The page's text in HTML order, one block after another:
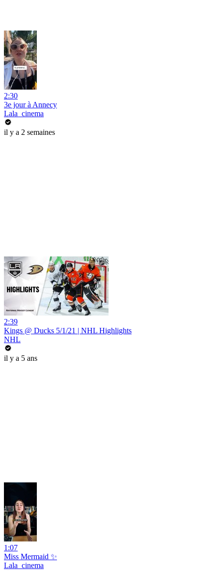
2:30
3e jour à Annecy
Lala_cinema
il y a 2 semaines
2:39
Kings @ Ducks 5/1/21 | NHL Highlights
NHL
il y a 5 ans
1:07
Miss Mermaid ✨
Lala_cinema